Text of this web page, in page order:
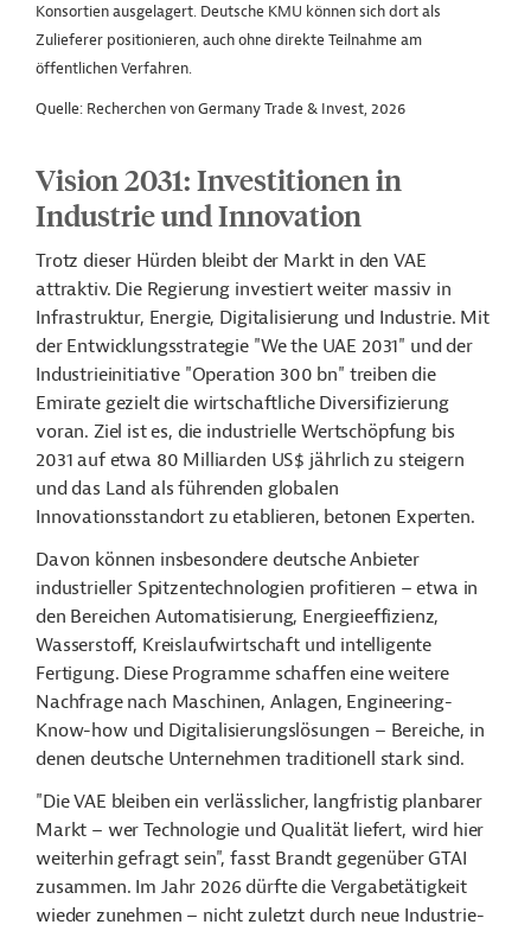
Konsortien ausgelagert. Deutsche KMU können sich dort als
Zulieferer positionieren, auch ohne direkte Teilnahme am
öffentlichen Verfahren.
Quelle: Recherchen von Germany Trade & Invest, 2026
Vision 2031: Investitionen in
Industrie und Innovation
Trotz dieser Hürden bleibt der Markt in den VAE
attraktiv. Die Regierung investiert weiter massiv in
Infrastruktur, Energie, Digitalisierung und Industrie. Mit
der Entwicklungsstrategie "We the UAE 2031" und der
Industrieinitiative "Operation 300 bn" treiben die
Emirate gezielt die wirtschaftliche Diversifizierung
voran. Ziel ist es, die industrielle Wertschöpfung bis
2031 auf etwa 80 Milliarden US$ jährlich zu steigern
und das Land als führenden globalen
Innovationsstandort zu etablieren, betonen Experten.
Davon können insbesondere deutsche Anbieter
industrieller Spitzentechnologien profitieren – etwa in
den Bereichen Automatisierung, Energieeffizienz,
Wasserstoff, Kreislaufwirtschaft und intelligente
Fertigung. Diese Programme schaffen eine weitere
Nachfrage nach Maschinen, Anlagen, Engineering-
Know-how und Digitalisierungslösungen – Bereiche, in
denen deutsche Unternehmen traditionell stark sind.
"Die VAE bleiben ein verlässlicher, langfristig planbarer
Markt – wer Technologie und Qualität liefert, wird hier
weiterhin gefragt sein", fasst Brandt gegenüber GTAI
zusammen. Im Jahr 2026 dürfte die Vergabetätigkeit
wieder zunehmen – nicht zuletzt durch neue Industrie-